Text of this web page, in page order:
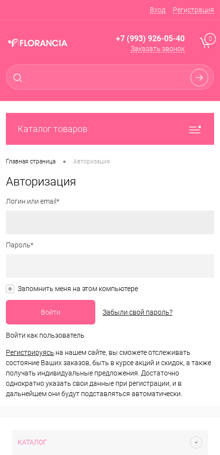
Вход Регистрация
+7 (993) 926-05-40
Заказать звонок
0
Каталог товаров
Главная страница • Авторизация
Авторизация
Логин или email*
Пароль*
Запомнить меня на этом компьютере
Забыли свой пароль?
Войти как пользователь
Регистрируясь на нашем сайте, вы сможете отслеживать
состояние Ваших заказов, быть в курсе акций и скидок, а также
получать индивидуальные предложения. Достаточно
однократно указать свои данные при регистрации, и в
дальнейшем они будут подставляться автоматически.
КАТАЛОГ